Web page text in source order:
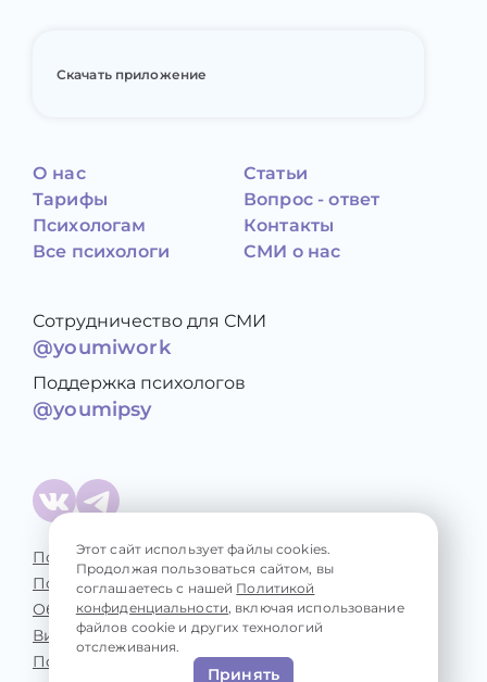
Скачать приложение
О нас
Тарифы
Психологам
Все психологи
Статьи
Вопрос - ответ
Контакты
СМИ о нас
Сотрудничество для СМИ
@youmiwork
Поддержка психологов
@youmipsy
Политика конфиденциальности
Пользовательское соглашение
Обработка персональных данных
Виды консультаций
Психологические проблемы
Этот сайт использует файлы cookies.
Продолжая пользоваться сайтом, вы
соглашаетесь с нашей Политикой
конфиденциальности, включая использование
файлов cookie и других технологий
отслеживания.
Принять